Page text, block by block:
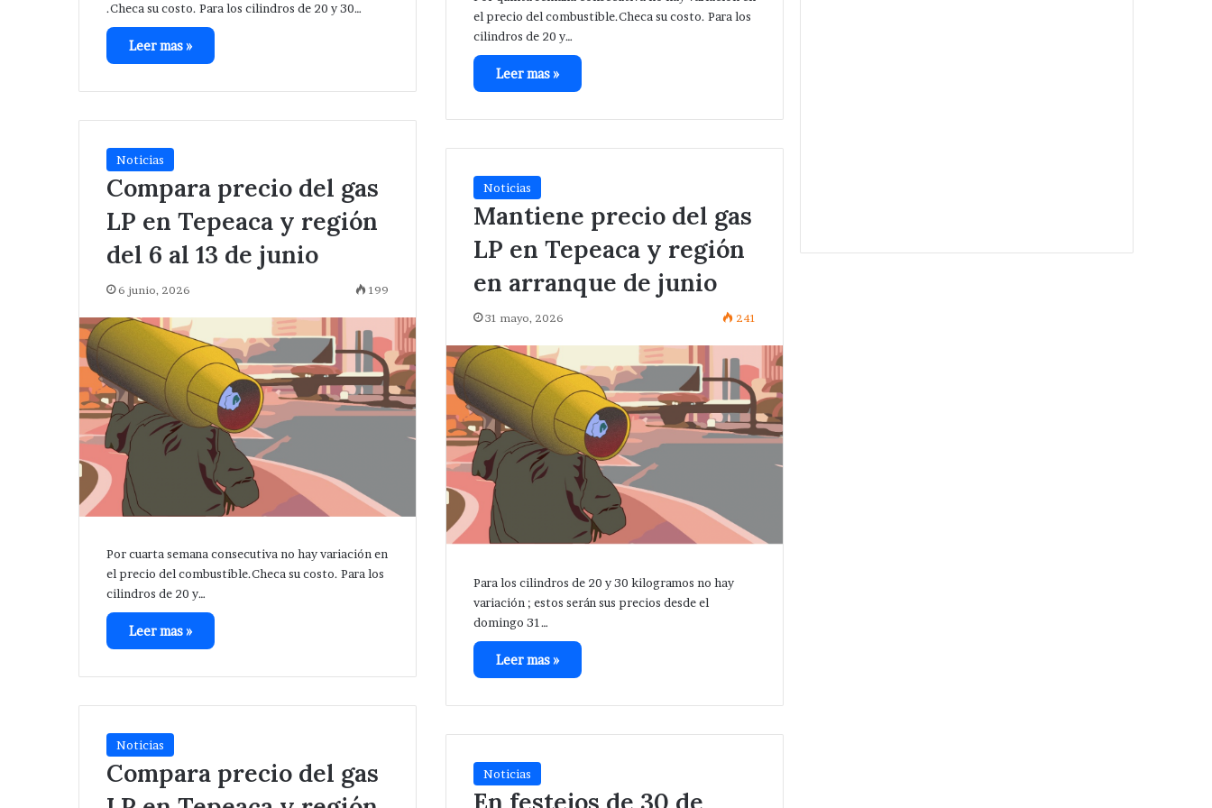
.Checa su costo. Para los cilindros de 20 y 30…
Leer mas »
el precio del combustible.Checa su costo. Para los
cilindros de 20 y…
Leer mas »
Noticias
Compara precio del gas
LP en Tepeaca y región
del 6 al 13 de junio
6 junio, 2026 199
Por cuarta semana consecutiva no hay variación en
el precio del combustible.Checa su costo. Para los
cilindros de 20 y…
Leer mas »
Noticias
Mantiene precio del gas
LP en Tepeaca y región
en arranque de junio
31 mayo, 2026 241
Para los cilindros de 20 y 30 kilogramos no hay
variación ; estos serán sus precios desde el
domingo 31…
Leer mas »
Noticias
Compara precio del gas
Noticias
En festejos de 30 de
Red
Eléctrica.